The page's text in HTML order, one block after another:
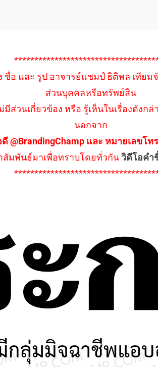
และ รูป อาจารย์แชมป์ ธิติพล เทียม
ส่วนบุคคลหรือทรัพย์สิน
ส่วนเกี่ยวข้อง หรือ รู้เห็นในเรื่องดัง
นอกจาก
@BrandingChamp และ หมายเลขโท
สัมพันธ์มาเพื่อทราบโดยทั่วกันวิดีโอคำ